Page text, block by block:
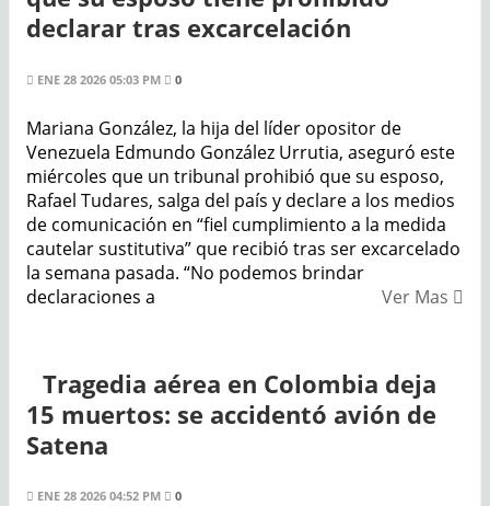
declarar tras excarcelación
ENE 28 2026 05:03 PM 0
Mariana González, la hija del líder opositor de
Venezuela Edmundo González Urrutia, aseguró este
miércoles que un tribunal prohibió que su esposo,
Rafael Tudares, salga del país y declare a los medios
de comunicación en “fiel cumplimiento a la medida
cautelar sustitutiva” que recibió tras ser excarcelado
la semana pasada. “No podemos brindar
declaraciones a
Ver Mas
Tragedia aérea en Colombia deja
15 muertos: se accidentó avión de
Satena
ENE 28 2026 04:52 PM 0